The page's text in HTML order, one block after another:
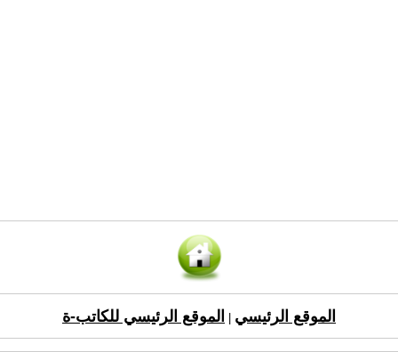
الموقع الرئيسي الموقع الرئيسي للكاتب-ة